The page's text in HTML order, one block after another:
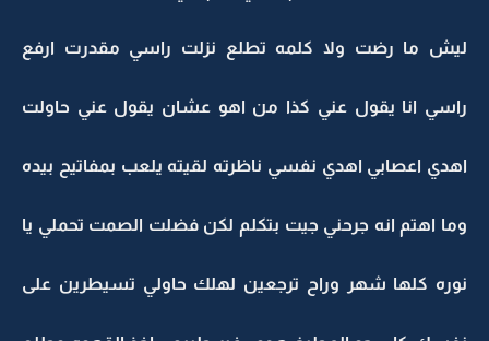
ليش ما رضت ولا كلمه تطلع نزلت راسي مقدرت ارفع
راسي انا يقول عني كذا من اهو عشان يقول عني حاولت
اهدي اعصابي اهدي نفسي ناظرته لقيته يلعب بمفاتيح بيده
وما اهتم انه جرحني جيت بتكلم لكن فضلت الصمت تحملي يا
نوره كلها شهر وراح ترجعين لهلك حاولي تسيطرين على